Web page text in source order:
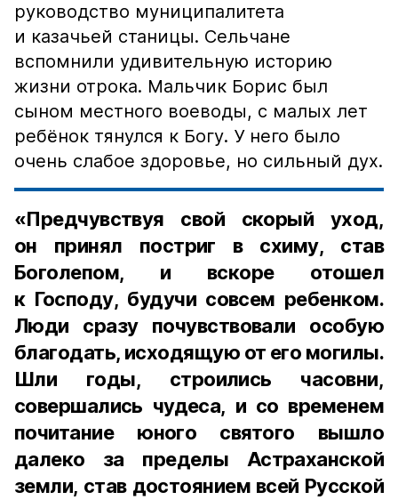
руководство муниципалитета
и казачьей станицы. Сельчане
вспомнили удивительную историю
жизни отрока. Мальчик Борис был
сыном местного воеводы, с малых лет
ребёнок тянулся к Богу. У него было
очень слабое здоровье, но сильный дух.
«Предчувствуя свой скорый уход,
он принял постриг в схиму, став
Боголепом, и вскоре отошел
к Господу, будучи совсем ребенком.
Люди сразу почувствовали особую
благодать, исходящую от его могилы.
Шли годы, строились часовни,
совершались чудеса, и со временем
почитание юного святого вышло
далеко за пределы Астраханской
земли, став достоянием всей Русской